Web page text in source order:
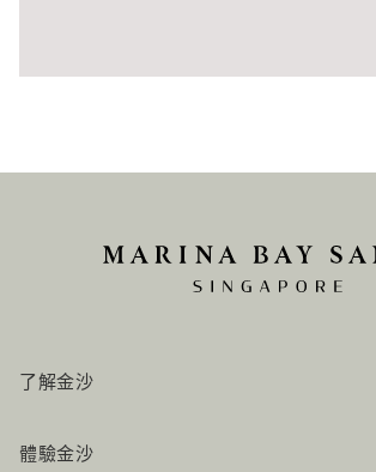
了解金沙
工作機會
體驗金沙